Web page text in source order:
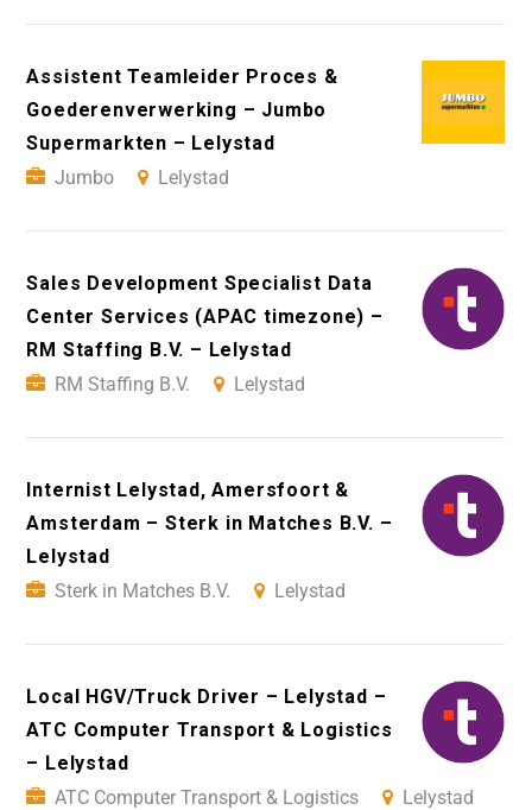
Assistent Teamleider Proces &
Goederenverwerking – Jumbo
Supermarkten – Lelystad
Jumbo
Lelystad
Sales Development Specialist Data
Center Services (APAC timezone) –
RM Staffing B.V. – Lelystad
RM Staffing B.V.
Lelystad
Internist Lelystad, Amersfoort &
Amsterdam – Sterk in Matches B.V. –
Lelystad
Sterk in Matches B.V.
Lelystad
Local HGV/Truck Driver – Lelystad –
ATC Computer Transport & Logistics
– Lelystad
ATC Computer Transport & Logistics
Lelystad